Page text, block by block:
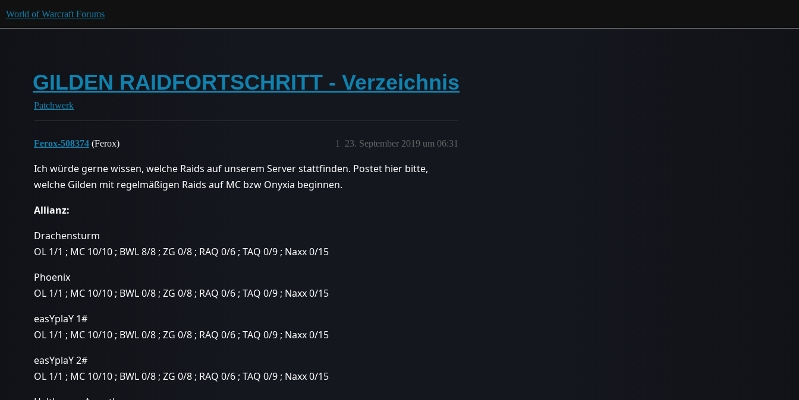
World of Warcraft Forums
GILDEN RAIDFORTSCHRITT - Verzeichnis
Patchwerk
Ferox-508374 (Ferox) 23. September 2019 um 06:31
1
Ich würde gerne wissen, welche Raids auf unserem Server stattfinden. Postet hier bitte,
welche Gilden mit regelmäßigen Raids auf MC bzw Onyxia beginnen.
Allianz:
Drachensturm
OL 1/1 ; MC 10/10 ; BWL 8/8 ; ZG 0/8 ; RAQ 0/6 ; TAQ 0/9 ; Naxx 0/15
Phoenix
OL 1/1 ; MC 10/10 ; BWL 0/8 ; ZG 0/8 ; RAQ 0/6 ; TAQ 0/9 ; Naxx 0/15
easYplaY 1#
OL 1/1 ; MC 10/10 ; BWL 0/8 ; ZG 0/8 ; RAQ 0/6 ; TAQ 0/9 ; Naxx 0/15
easYplaY 2#
OL 1/1 ; MC 10/10 ; BWL 0/8 ; ZG 0/8 ; RAQ 0/6 ; TAQ 0/9 ; Naxx 0/15